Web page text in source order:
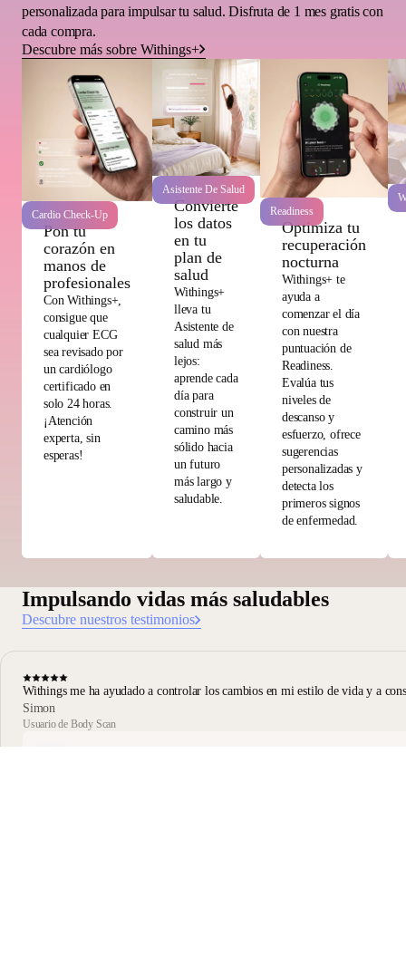
personalizada para impulsar tu salud. Disfruta de 1 mes gratis con
cada compra.
Descubre más sobre Withings+
Cardio Check-Up
Pon tu
corazón en
manos de
profesionales
Con Withings+,
consigue que
cualquier ECG
sea revisado por
un cardiólogo
certificado en
solo 24 horas.
¡Atención
experta, sin
esperas!
Asistente De Salud
Convierte
los datos
en tu
plan de
salud
Withings+
lleva tu
Asistente de
salud más
lejos:
aprende cada
día para
construir un
camino más
sólido hacia
un futuro
más largo y
saludable.
Readiness
Optimiza tu
recuperación
nocturna
Withings+ te
ayuda a
comenzar el día
con nuestra
puntuación de
Readiness.
Evalúa tus
niveles de
descanso y
esfuerzo, ofrece
sugerencias
personalizadas y
detecta los
primeros signos
de enfermedad.
Impulsando vidas más saludables
Descubre nuestros testimonios
Withings me ha ayudado a controlar los cambios en mi estilo de vida y a
Simon
Usuario de Body Scan